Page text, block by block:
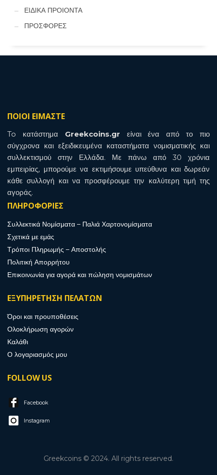
ΕΙΔΙΚΑ ΠΡΟΙΟΝΤΑ
ΠΡΟΣΦΟΡΕΣ
ΠΟΙΟΙ ΕΙΜΑΣΤΕ
To κατάστημα Greekcoins.gr είναι ένα από το πιο
σύγχρονα και εξειδικευμένα καταστήματα νομισματικής και
συλλεκτισμού στην Ελλάδα. Με πάνω από 30 χρόνια
εμπειρίας, μπορούμε να εκτιμήσουμε υπεύθυνα και δωρεάν
κάθε συλλογή και να προσφέρουμε την καλύτερη τιμή της
αγοράς.
ΠΛΗΡΟΦΟΡΙΕΣ
Συλλεκτικά Νομίσματα – Παλιά Χαρτονομίσματα
Σχετικά με εμάς
Τρόποι Πληρωμής – Αποστολής
Πολιτική Απορρήτου
Επικοινωνία για αγορά και πώληση νομισμάτων
ΕΞΥΠΗΡΕΤΗΣΗ ΠΕΛΑΤΩΝ
Όροι και προυποθέσεις
Ολοκλήρωση αγορών
Καλάθι
Ο λογαριασμός μου
FOLLOW US
Facebook
Instagram
Greekcoins © 2024. All rights reserved.